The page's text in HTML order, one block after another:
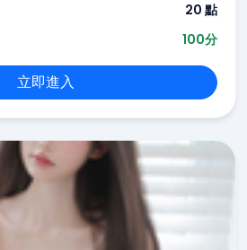
20 點
100分
立即進入